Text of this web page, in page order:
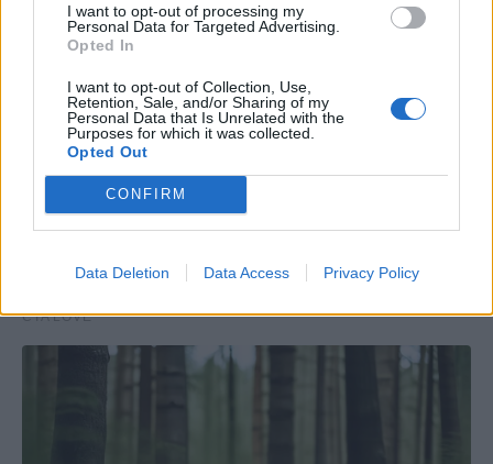
I want to opt-out of processing my
Personal Data for Targeted Advertising.
Opted In
I want to opt-out of Collection, Use,
Retention, Sale, and/or Sharing of my
Personal Data that Is Unrelated with the
Purposes for which it was collected.
Opted Out
CONFIRM
Data Deletion Data Access Privacy Policy